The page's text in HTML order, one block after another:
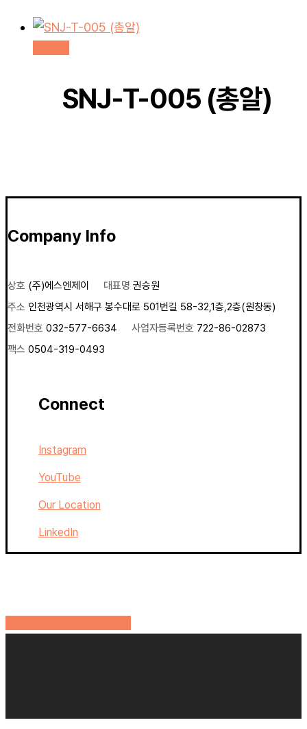
SNJ-T-005 (총알)
Company Info
상호 (주)에스엔제이 대표명 권승원
주소 인천광역시 서해구 봉수대로 501번길 58-32,1층,2층(원창동)
전화번호 032-577-6634 사업자등록번호 722-86-02873
팩스 0504-319-0493
Connect
Instagram
YouTube
Our Location
LinkedIn